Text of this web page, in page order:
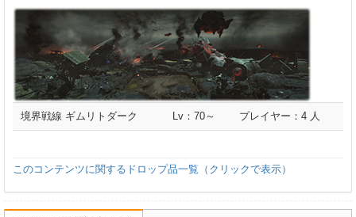
境界戦線 ギムリトダーク Lv：70～ プレイヤー：4 人
このコンテンツに関するドロップ品一覧（クリックで表示）